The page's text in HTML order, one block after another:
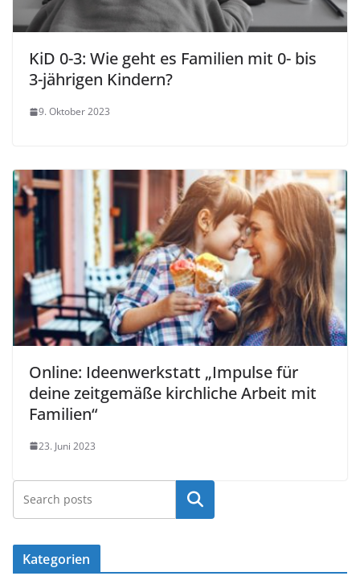
KiD 0-3: Wie geht es Familien mit 0- bis
3-jährigen Kindern?
9. Oktober 2023
Online: Ideenwerkstatt „Impulse für
deine zeitgemäße kirchliche Arbeit mit
Familien“
23. Juni 2023
Suchen
Kategorien